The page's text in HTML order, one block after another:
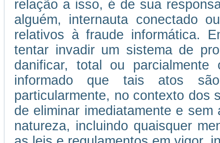
relação a isso, é de sua
alguém, internauta conectado
relativos à fraude informática.
tentar invadir um sistema de
danificar, total ou
informado que tais atos
particularmente, no contexto dos
de eliminar imediatamente e
natureza, incluindo quaisquer